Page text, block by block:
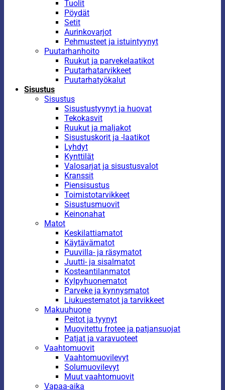
Tuolit
Pöydät
Setit
Aurinkovarjot
Pehmusteet ja istuintyynyt
Puutarhanhoito
Ruukut ja parvekelaatikot
Puutarhatarvikkeet
Puutarhatyökalut
Sisustus
Sisustus
Sisustustyynyt ja huovat
Tekokasvit
Ruukut ja maljakot
Sisustuskorit ja -laatikot
Lyhdyt
Kynttilät
Valosarjat ja sisustusvalot
Kranssit
Piensisustus
Toimistotarvikkeet
Sisustusmuovit
Keinonahat
Matot
Keskilattiamatot
Käytävämatot
Puuvilla- ja räsymatot
Juutti- ja sisalmatot
Kosteantilanmatot
Kylpyhuonematot
Parveke ja kynnysmatot
Liukuestematot ja tarvikkeet
Makuuhuone
Peitot ja tyynyt
Muovitettu frotee ja patjansuojat
Patjat ja varavuoteet
Vaahtomuovit
Vaahtomuovilevyt
Solumuovilevyt
Muut vaahtomuovit
Vapaa-aika